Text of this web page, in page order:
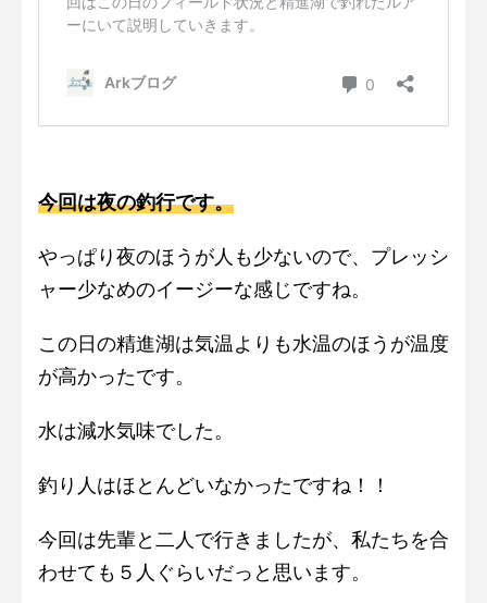
今回は夜の釣行です。
やっぱり夜のほうが人も少ないので、プレッシ
ャー少なめのイージーな感じですね。
この日の精進湖は気温よりも水温のほうが温度
が高かったです。
水は減水気味でした。
釣り人はほとんどいなかったですね！！
今回は先輩と二人で行きましたが、私たちを合
わせても５人ぐらいだっと思います。